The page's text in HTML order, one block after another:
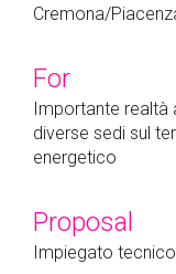
Cremona/
For
Importante realtà
diverse sedi sul
energetico
Proposal
Impiegato tecnico